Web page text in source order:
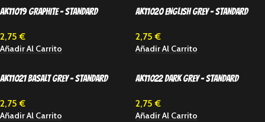
AK11019 GRAPHITE – STANDARD
2,75€
Añadir Al Carrito
AK11020 ENGLISH GREY – STANDARD
2,75€
Añadir Al Carrito
AK11021 BASALT GREY – STANDARD
2,75€
Añadir Al Carrito
AK11022 DARK GREY – STANDARD
2,75€
Añadir Al Carrito